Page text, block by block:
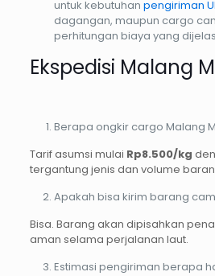
untuk kebutuhan pengiriman
dagangan, maupun cargo
perhitungan biaya yang
Ekspedisi Malang
Berapa ongkir cargo Malang
Tarif asumsi mulai Rp8.500/kg
tergantung jenis dan volume
Apakah bisa kirim barang
Bisa. Barang akan dipisahkan
aman selama perjalanan laut.
Estimasi pengiriman berapa